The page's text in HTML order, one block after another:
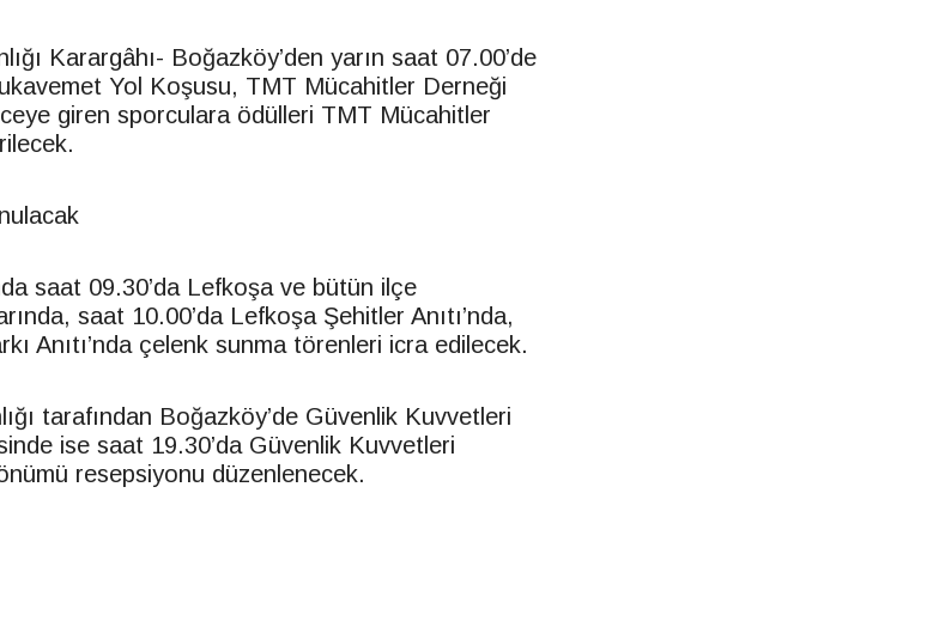
Karargâhı- Boğazköy’den yarın saat 07.00’de
Yol Koşusu, TMT Mücahitler Derneği
giren sporculara ödülleri TMT Mücahitler
saat 09.30’da Lefkoşa ve bütün ilçe
saat 10.00’da Lefkoşa Şehitler Anıtı’nda,
Anıtı’nda çelenk sunma törenleri icra edilecek.
tarafından Boğazköy’de Güvenlik Kuvvetleri
ise saat 19.30’da Güvenlik Kuvvetleri
resepsiyonu düzenlenecek.